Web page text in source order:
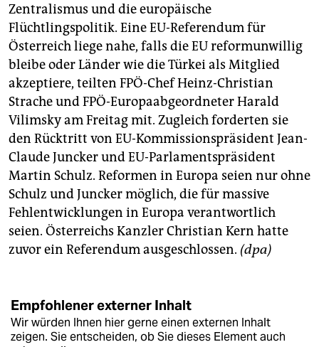
Zentralismus und die europäische
Flüchtlingspolitik. Eine EU-Referendum für
Österreich liege nahe, falls die EU reformunwillig
bleibe oder Länder wie die Türkei als Mitglied
akzeptiere, teilten FPÖ-Chef Heinz-Christian
Strache und FPÖ-Europaabgeordneter Harald
Vilimsky am Freitag mit. Zugleich forderten sie
den Rücktritt von EU-Kommissionspräsident Jean-
Claude Juncker und EU-Parlamentspräsident
Martin Schulz. Reformen in Europa seien nur ohne
Schulz und Juncker möglich, die für massive
Fehlentwicklungen in Europa verantwortlich
seien. Österreichs Kanzler Christian Kern hatte
zuvor ein Referendum ausgeschlossen. (dpa)
Empfohlener externer Inhalt
Wir würden Ihnen hier gerne einen externen Inhalt
zeigen. Sie entscheiden, ob Sie dieses Element auch